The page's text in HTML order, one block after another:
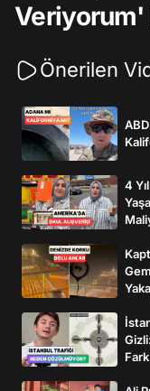
Veriyorum'
Önerilen
4